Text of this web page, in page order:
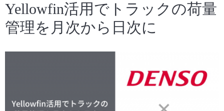
Yellowfin活用でトラックの荷量
管理を月次から日次に